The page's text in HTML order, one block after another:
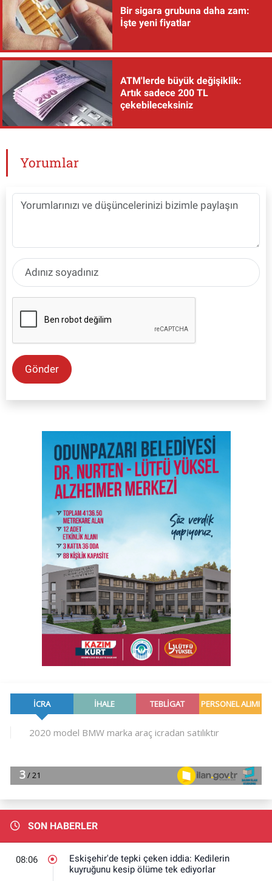
Bir sigara grubuna daha zam:
İşte yeni fiyatlar
ATM'lerde büyük değişiklik:
Artık sadece 200 TL
çekebileceksiniz
Yorumlar
Gönder
SON HABERLER
08:06
Eskişehir'de tepki çeken iddia: Kedilerin
kuyruğunu kesip ölüme tek ediyorlar